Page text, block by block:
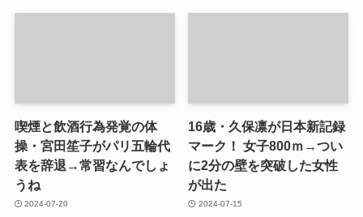
喫煙と飲酒行為発覚の体
操・宮田笙子がパリ五輪代
表を辞退→常習なんでしょ
うね
2024-07-20
16歳・久保凛が日本新記録
マーク！ 女子800ｍ→つい
に2分の壁を突破した女性
が出た
2024-07-15